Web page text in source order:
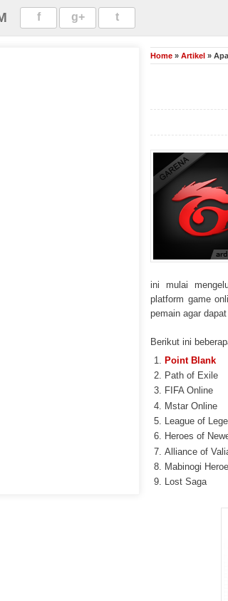
f g+ t
Home » Artikel »
ini mulai
platform game
pemain agar
Berikut ini
Point Blank
Path of Exile
FIFA Online
Mstar Online
League of
Heroes of
Alliance of
Mabinogi
Lost Saga